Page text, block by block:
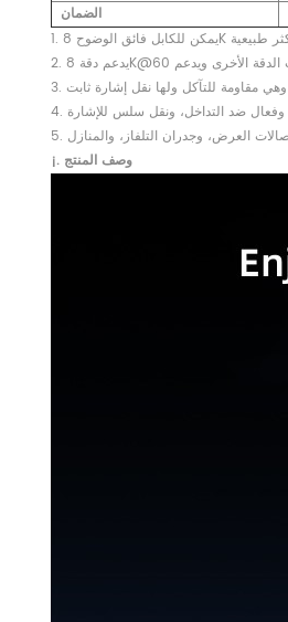
الضمان
¡. وصف المنتج